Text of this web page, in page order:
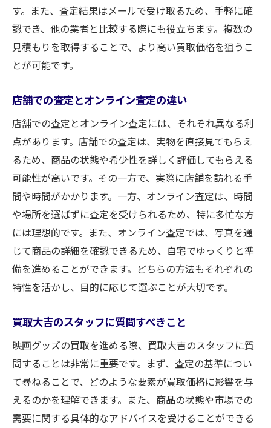
す。また、査定結果はメールで受け取るため、手軽に確
認でき、他の業者と比較する際にも役立ちます。複数の
見積もりを取得することで、より高い買取価格を狙うこ
とが可能です。
店舗での査定とオンライン査定の違い
店舗での査定とオンライン査定には、それぞれ異なる利
点があります。店舗での査定は、実物を直接見てもらえ
るため、商品の状態や希少性を詳しく評価してもらえる
可能性が高いです。その一方で、実際に店舗を訪れる手
間や時間がかかります。一方、オンライン査定は、時間
や場所を選ばずに査定を受けられるため、特に多忙な方
には理想的です。また、オンライン査定では、写真を通
じて商品の詳細を確認できるため、自宅でゆっくりと準
備を進めることができます。どちらの方法もそれぞれの
特性を活かし、目的に応じて選ぶことが大切です。
買取大吉のスタッフに質問すべきこと
映画グッズの買取を進める際、買取大吉のスタッフに質
問することは非常に重要です。まず、査定の基準につい
て尋ねることで、どのような要素が買取価格に影響を与
えるのかを理解できます。また、商品の状態や市場での
需要に関する具体的なアドバイスを受けることができる